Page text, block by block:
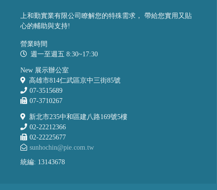
上和勤實業有限公司瞭解您的特殊需求， 帶給您實用又貼
心的輔助與支持!
營業時間
週一至週五 8:30~17:30
New 展示辦公室
高雄市814仁武區京中三街85號
07-3515689
07-3710267
新北市235中和區建八路169號5樓
02-22212366
02-22225677
sunhochin@pie.com.tw
統編: 13143678